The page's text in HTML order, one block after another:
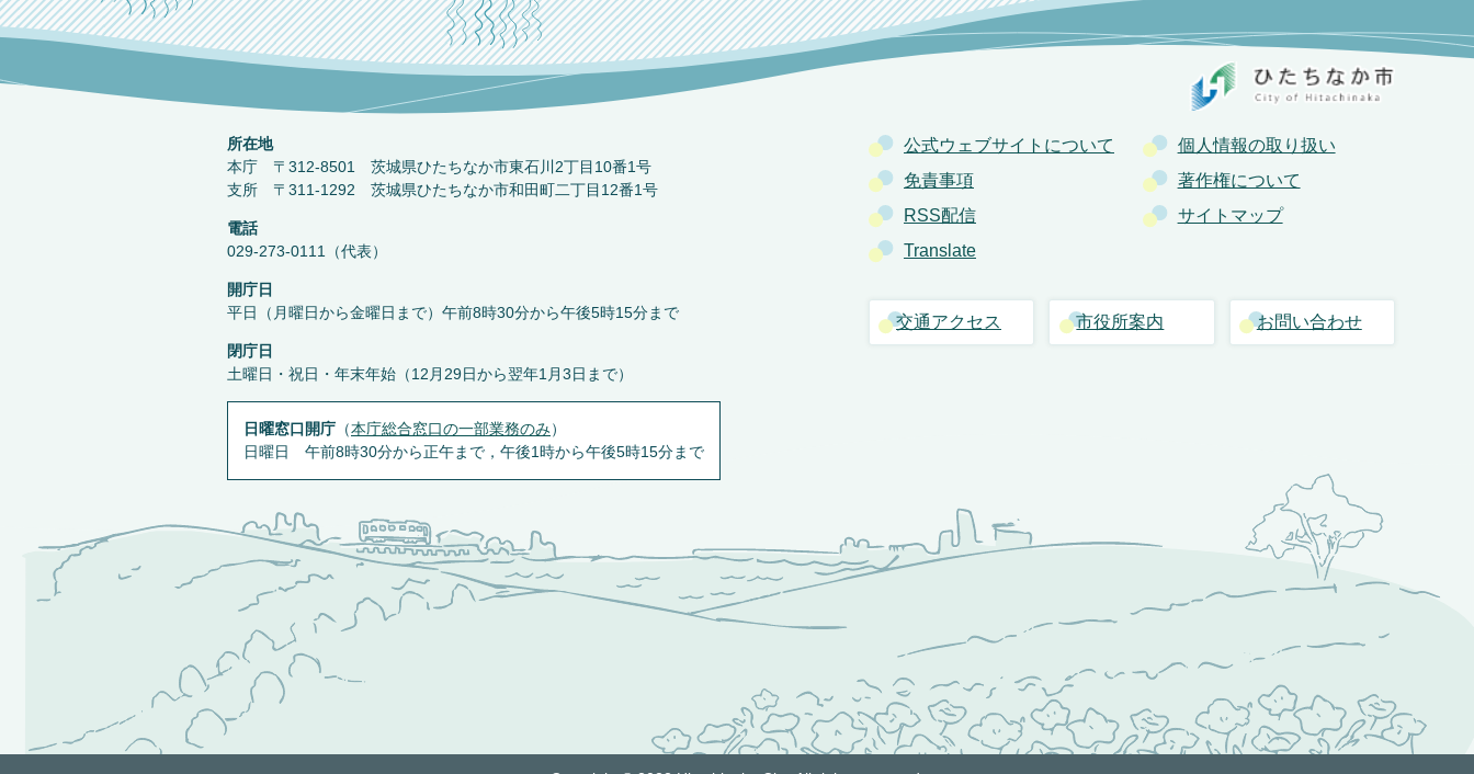
公式ウェブサイトについて
個人情報の取り扱い
免責事項
著作権について
RSS配信
サイトマップ
Translate
交通アクセス 市役所案内 お問い合わせ
所在地
本庁 〒312-8501 茨城県ひたちなか市東石川2丁目10番1号
支所 〒311-1292 茨城県ひたちなか市和田町二丁目12番1号
電話
029-273-0111（代表）
開庁日
平日（月曜日から金曜日まで）午前8時30分から午後5時15分まで
閉庁日
土曜日・祝日・年末年始（12月29日から翌年1月3日まで）
日曜窓口開庁 （本庁総合窓口の一部業務のみ）
日曜日 午前8時30分から正午まで，午後1時から午後5時15分まで